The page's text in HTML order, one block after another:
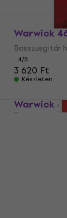
Warwick
Basszusgitár
4/5
3 620 Ft
Készleten
Warwick